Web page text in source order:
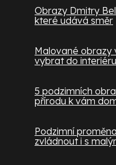
Obrazy Dmitry
které udává směr
Malované obrazy
vybrat do
5 podzimních
přírodu k vám
Podzimní
zvládnout i s